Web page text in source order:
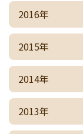
2016年
2015年
2014年
2013年